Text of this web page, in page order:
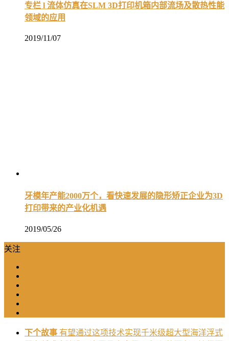
专栏 l 流体仿真在SLM 3D打印机箱内部流场及散热性能
领域的应用
2019/11/07
牙模年产能2000万个，看快速发展的隐形矫正企业为3D
打印带来的产业化机遇
2019/05/26
关注
下个故事 有望通过这项技术实现千米级超大型海洋浮式